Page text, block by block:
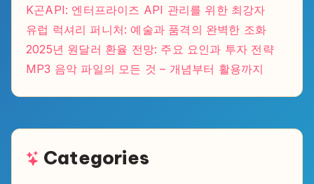
K곤API: 엔터프라이즈 API 관리를 위한 최강자
유럽 럭셔리 퍼니처: 예술과 품격의 완벽한 조화
2025년 원달러 환율 전망: 주요 요인과 투자 전략
MP3 음악 파일의 모든 것 – 개념부터 활용까지
Categories